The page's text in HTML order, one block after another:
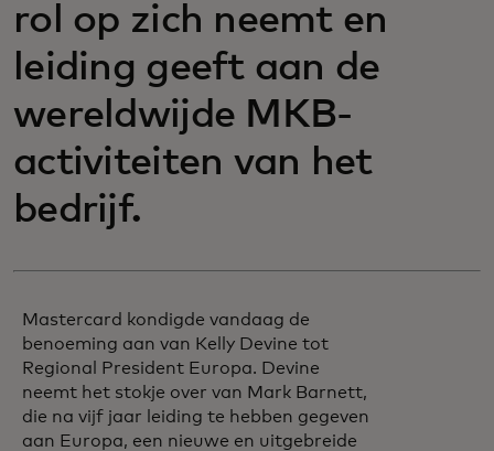
rol op zich neemt en
leiding geeft aan de
wereldwijde MKB-
activiteiten van het
bedrijf.
Mastercard kondigde vandaag de
benoeming aan van Kelly Devine tot
Regional President Europa. Devine
neemt het stokje over van Mark Barnett,
die na vijf jaar leiding te hebben gegeven
aan Europa, een nieuwe en uitgebreide